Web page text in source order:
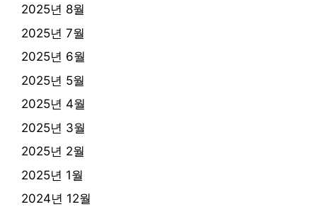
2025년 8월
2025년 7월
2025년 6월
2025년 5월
2025년 4월
2025년 3월
2025년 2월
2025년 1월
2024년 12월